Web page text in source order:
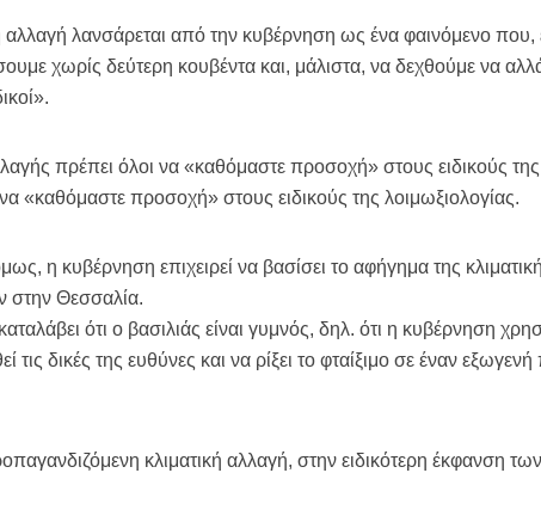
αλλαγή λανσάρεται από την κυβέρνηση ως ένα φαινόμενο που,
χωρίς δεύτερη κουβέντα και, μάλιστα, να δεχθούμε να
πρέπει όλοι να «καθόμαστε προσοχή» στους ειδικούς
«καθόμαστε προσοχή» στους ειδικούς της λοιμωξιολογίας.
η κυβέρνηση επιχειρεί να βασίσει το αφήγημα της
στην Θεσσαλία.
ότι ο βασιλιάς είναι γυμνός, δηλ. ότι η κυβέρνηση
τις δικές της ευθύνες και να ρίξει το φταίξιμο σε έναν
κλιματική αλλαγή, στην ειδικότερη έκφανση